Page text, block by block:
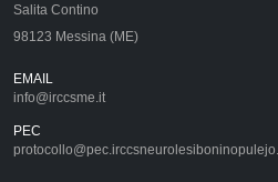
Salita Contino
98123 Messina (ME)
EMAIL
info@irccsme.it
PEC